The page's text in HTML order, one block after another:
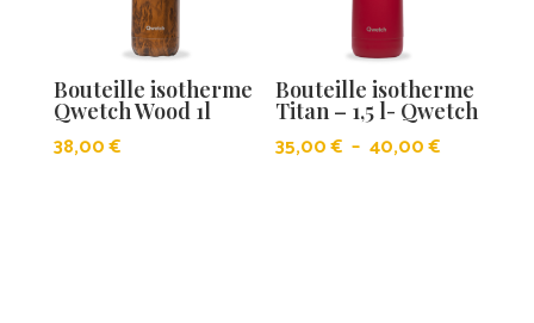
Bouteille isotherme
Qwetch Wood 1l
38,00€
Bouteille isotherme
Titan – 1,5 l- Qwetch
35,00€ – 40,00€Plage